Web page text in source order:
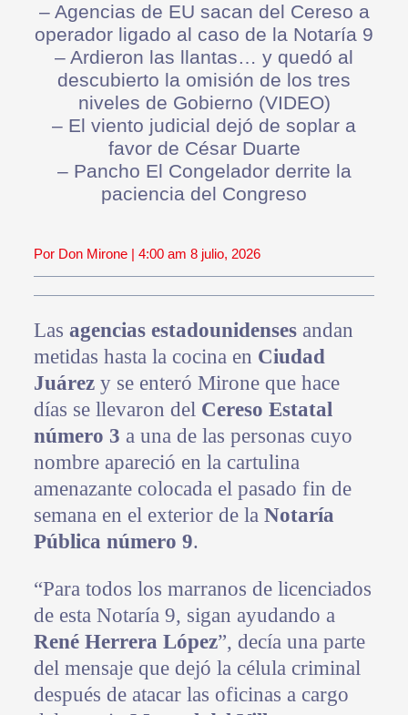
– Agencias de EU sacan del Cereso a
operador ligado al caso de la Notaría 9
– Ardieron las llantas… y quedó al
descubierto la omisión de los tres
niveles de Gobierno (VIDEO)
– El viento judicial dejó de soplar a
favor de César Duarte
– Pancho El Congelador derrite la
paciencia del Congreso
Por Don Mirone | 4:00 am 8 julio, 2026
Las agencias estadounidensesandan
metidas hasta la cocina en Ciudad
Juárezy se enteró Mirone que hace
días se llevaron del Cereso Estatal
número 3 a una de las personas cuyo
nombre apareció en la cartulina
amenazante colocada el pasado fin de
semana en el exterior de la Notaría
Pública número 9.
“Para todos los marranos de licenciados
de esta Notaría 9, sigan ayudando a
René Herrera López”, decía una parte
del mensaje que dejó la célula criminal
después de atacar las oficinas a cargo